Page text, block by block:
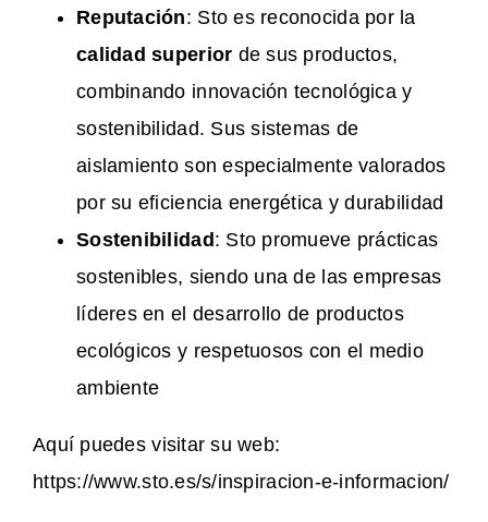
Reputación: Sto es reconocida por la
calidad superior de sus productos,
combinando innovación tecnológica y
sostenibilidad. Sus sistemas de
aislamiento son especialmente valorados
por su eficiencia energética y durabilidad
Sostenibilidad : Sto promueve prácticas
sostenibles, siendo una de las empresas
líderes en el desarrollo de productos
ecológicos y respetuosos con el medio
ambiente​
Aquí puedes visitar su web:
https://www.sto.es/s/inspiracion-e-informacion/